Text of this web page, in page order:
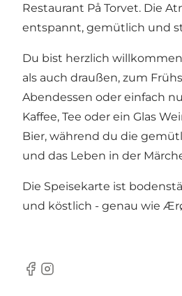
Restaurant På Torvet. Die
entspannt, gemütlich und
Du bist herzlich
als auch draußen, zum
Abendessen oder einfach
Kaffee, Tee oder ein Glas
Bier, während du die
und das Leben in der
Die Speisekarte ist
und köstlich - genau wie
Facebook
Instagram